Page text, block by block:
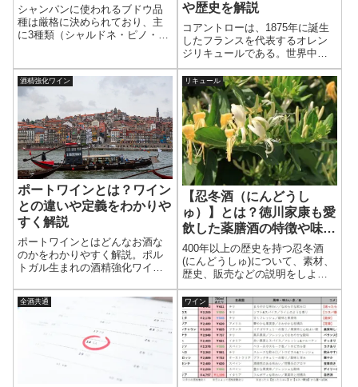
シャンパンに使われるブドウ品
種は厳格に決められており、主
に3種類（シャルドネ・ピノ・ノ
るブドウの特徴や味わいの違い
を、初心者にもわかりやすく解
説する。「どんなブドウから造
られているのか？」「原料によ
って味は変わるの？」と疑問を
持つ人に向けて、基本の3品種か
ら、実は使用が認められている5
品種の希少ブドウまで徹底紹
介。これを読めば、シャンパン
の味わいを左右する原料の違い
が理解でき、自分好みの1本を選
べるようになるだろう。
や歴史を解説
コアントローは、1875年に誕生
したフランスを代表するオレン
ジリキュールである。世界中の
バーで愛用され、「ハート・オ
ブ・カクテル」とも呼ばれるほ
ど、多くのクラシックカクテル
に欠かせない存在となってい
る。 ここでは、コアントロー
の特徴や歴史、...
酒精強化ワイン
ポートワインとは？ワイン
との違いや定義をわかりや
すく解説
ポートワインとはどんなお酒な
のかをわかりやすく解説。ポル
トガル生まれの酒精強化ワイン
との違い、甘さやアルコール度
数の特徴を初心者向けに紹介。
リキュール
【忍冬酒（にんどうし
ゅ）】とは？徳川家康も愛
飲した薬膳酒の特徴や味を
解説
400年以上の歴史を持つ忍冬酒
(にんどうしゅ)について、素材、
歴史、販売などの説明をしよ
う。 忍冬(にんどう)とはスイカ
ズラのことである。 忍冬をお酒
に浸け込んで、エキスを抽出し
た薬膳酒なのである。現在、忍
冬酒は3つしかない。
全酒共通 ワイン